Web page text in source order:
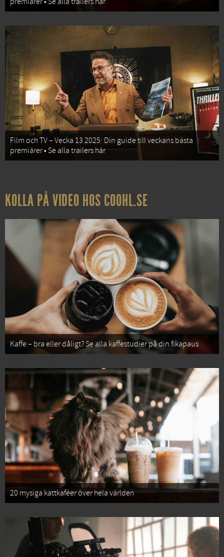
Film och TV – Vecka 13 2025: Din guide till veckans bästa
premiärer • Se alla trailers här
KOLLA PÅ VIDEO HOS COOHL.SE
Kaffe – bra eller dåligt? Se alla kaffestudier på din fikapaus
20 mysiga kattkaféer över hela världen